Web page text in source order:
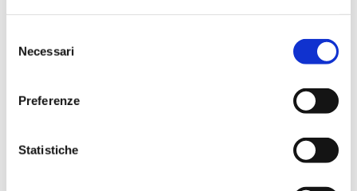
delNecessari
Preferenze
Statistiche
memoria.Quando siamo